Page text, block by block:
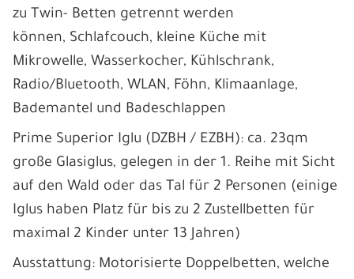
zu Twin- Betten getrennt werden
können, Schlafcouch, kleine Küche mit
Mikrowelle, Wasserkocher, Kühlschrank,
Radio/Bluetooth, WLAN, Föhn, Klimaanlage,
Bademantel und Badeschlappen
Prime Superior Iglu (DZBH / EZBH): ca. 23qm
große Glasiglus, gelegen in der 1. Reihe mit Sicht
auf den Wald oder das Tal für 2 Personen (einige
Iglus haben Platz für bis zu 2 Zustellbetten für
maximal 2 Kinder unter 13 Jahren)
Ausstattung: Motorisierte Doppelbetten, welche